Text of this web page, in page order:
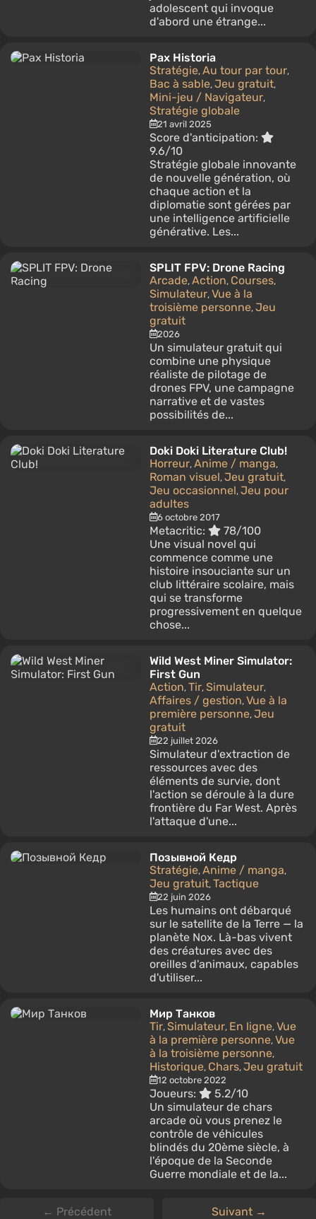
adolescent qui invoque
d'abord une étrange...
Pax Historia
Stratégie, Au tour par tour,
Bac à sable, Jeu gratuit,
Mini-jeu / Navigateur,
Stratégie globale
21 avril 2025
Score d'anticipation:
9.6/10
Stratégie globale innovante
de nouvelle génération, où
chaque action et la
diplomatie sont gérées par
une intelligence artificielle
générative. Les...
SPLIT FPV: Drone Racing
Arcade, Action, Courses,
Simulateur, Vue à la
troisième personne, Jeu
gratuit
2026
Un simulateur gratuit qui
combine une physique
réaliste de pilotage de
drones FPV, une campagne
narrative et de vastes
possibilités de...
Doki Doki Literature Club!
Horreur, Anime / manga,
Roman visuel, Jeu gratuit,
Jeu occasionnel, Jeu pour
adultes
6 octobre 2017
Metacritic:
78/100
Une visual novel qui
commence comme une
histoire insouciante sur un
club littéraire scolaire, mais
qui se transforme
progressivement en quelque
chose...
Wild West Miner Simulator:
First Gun
Action, Tir, Simulateur,
Affaires / gestion, Vue à la
première personne, Jeu
gratuit
22 juillet 2026
Simulateur d'extraction de
ressources avec des
éléments de survie, dont
l'action se déroule à la dure
frontière du Far West. Après
l'attaque d'une...
Позывной Кедр
Stratégie, Anime / manga,
Jeu gratuit, Tactique
22 juin 2026
Les humains ont débarqué
sur le satellite de la Terre — la
planète Nox. Là-bas vivent
des créatures avec des
oreilles d'animaux, capables
d'utiliser...
Мир Танков
Tir, Simulateur, En ligne, Vue
à la première personne, Vue
à la troisième personne,
Historique, Chars, Jeu gratuit
12 octobre 2022
Joueurs:
5.2/10
Un simulateur de chars
arcade où vous prenez le
contrôle de véhicules
blindés du 20ème siècle, à
l'époque de la Seconde
Guerre mondiale et de la...
← Précédent Suivant →